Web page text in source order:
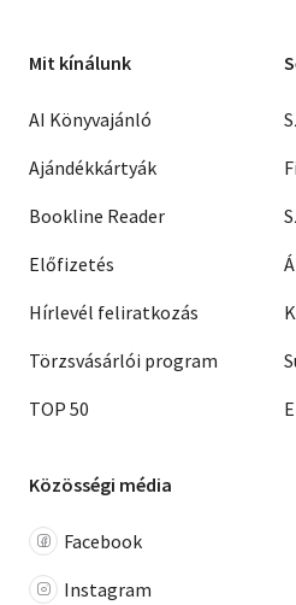
Mit kínálunk
AI Könyvajánló
Ajándékkártyák
Bookline Reader
Előfizetés
Hírlevél feliratkozás
Törzsvásárlói program
TOP 50
Közösségi média
Facebook
Instagram